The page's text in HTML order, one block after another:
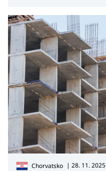
Chorvatsko | 28. 11. 2025